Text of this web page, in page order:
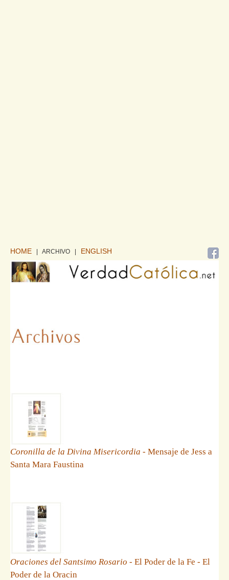
HOME | ARCHIVO ENGLISH
Coronilla de la Divina Misericordia - Mensaje de Jess a
Santa Mara Faustina
Oraciones del Santsimo Rosario - El Poder de la Fe - El
Poder de la Oracin